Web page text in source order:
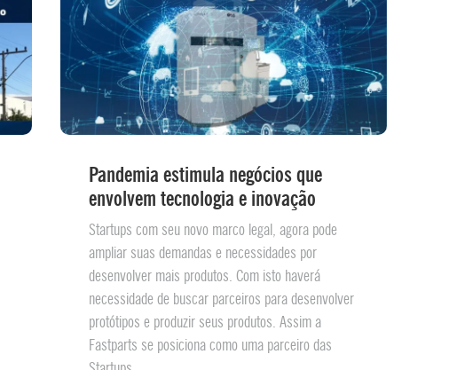
Pandemia estimula negócios que
envolvem tecnologia e inovação
Startups com seu novo marco legal, agora pode
ampliar suas demandas e necessidades por
desenvolver mais produtos. Com isto haverá
necessidade de buscar parceiros para desenvolver
protótipos e produzir seus produtos. Assim a
Fastparts se posiciona como uma parceiro das